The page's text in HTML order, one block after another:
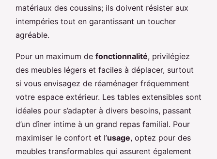
matériaux des coussins; ils doivent résister aux
intempéries tout en garantissant un toucher
agréable.
Pour un maximum de fonctionnalité, privilégiez
des meubles légers et faciles à déplacer, surtout
si vous envisagez de réaménager fréquemment
votre espace extérieur. Les tables extensibles sont
idéales pour s’adapter à divers besoins, passant
d’un dîner intime à un grand repas familial. Pour
maximiser le confort et l’usage, optez pour des
meubles transformables qui assurent également